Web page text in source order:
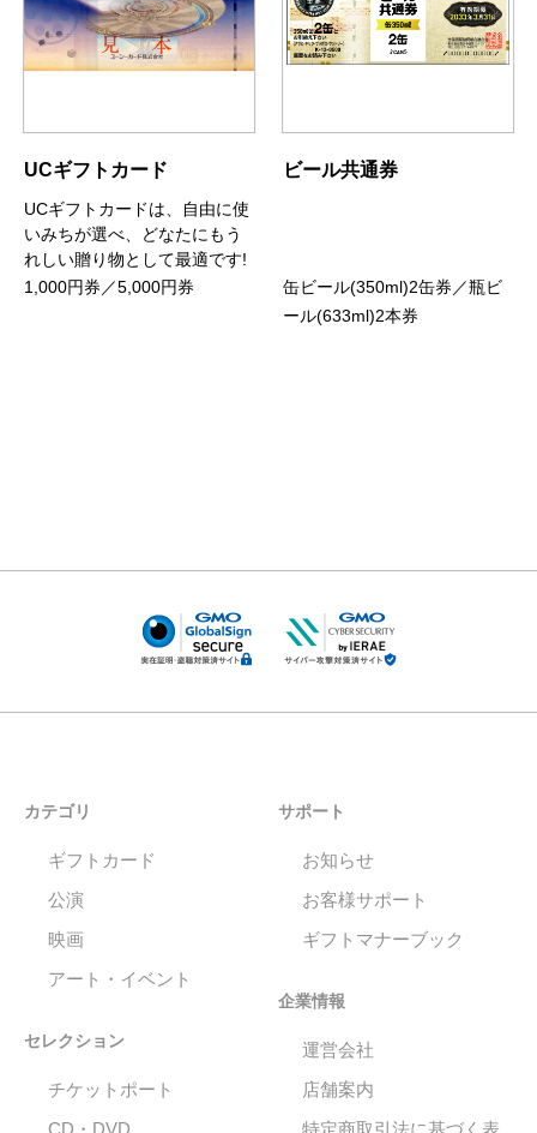
UCギフトカード
UCギフトカードは、自由に使
いみちが選べ、どなたにもう
れしい贈り物として最適です!
1,000円券／5,000円券
ビール共通券
缶ビール(350ml)2缶券／瓶ビ
ール(633ml)2本券
カテゴリ
ギフトカード
公演
映画
アート・イベント
セレクション
チケットポート
CD・DVD
サポート
お知らせ
お客様サポート
ギフトマナーブック
企業情報
運営会社
店舗案内
特定商取引法に基づく表